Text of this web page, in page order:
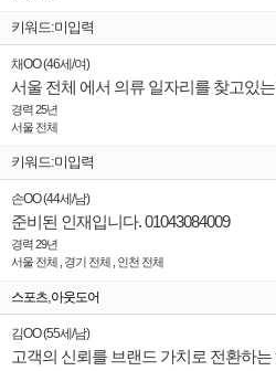
키워드:미입력
채OO(46세 /여)
경력 25년
서울 전체
키워드:미입력
손OO(44세 /남)
준비된 인재입니다. 01043084009
경력 29년
서울 전체 , 경기 전체 , 인천 전체
스포츠,아웃도어
김OO(55세 /남)
고객의 신뢰를 브랜드 가치로 전환하